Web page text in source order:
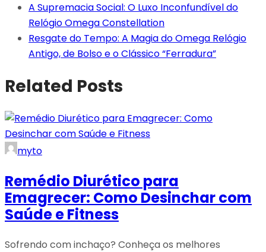
A Supremacia Social: O Luxo Inconfundível do
Relógio Omega Constellation
Resgate do Tempo: A Magia do Omega Relógio
Antigo, de Bolso e o Clássico “Ferradura”
Related Posts
myto
Remédio Diurético para
Emagrecer: Como Desinchar com
Saúde e Fitness
Sofrendo com inchaço? Conheça os melhores